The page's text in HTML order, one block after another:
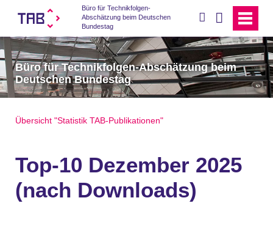
Büro für Technikfolgen-
Abschätzung beim Deutschen
Bundestag
Büro für Technikfolgen-Abschätzung beim
Deutschen Bundestag
Übersicht "Statistik TAB-Publikationen"
Top-10 Dezember 2025
(nach Downloads)